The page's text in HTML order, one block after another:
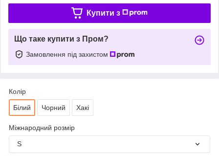
Купити з
Що таке купити з Пром?
Замовлення під захистом
Колір
Білий Чорний Хакі
Міжнародний розмір
S